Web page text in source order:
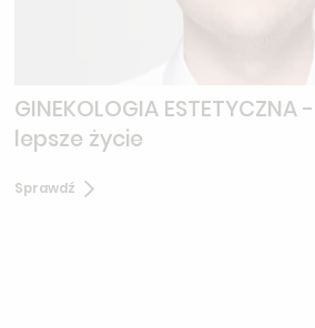
GINEKOLOGIA
lepsze życie
Sprawdź